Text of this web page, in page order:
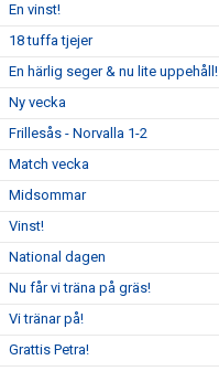
En vinst!
18 tuffa tjejer
En härlig seger & nu lite uppehåll!
Ny vecka
Frillesås - Norvalla 1-2
Match vecka
Midsommar
Vinst!
National dagen
Nu får vi träna på gräs!
Vi tränar på!
Grattis Petra!